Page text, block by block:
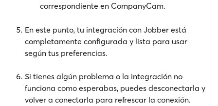
correspondiente en CompanyCam.
En este punto, tu integración con Jobber está
completamente configurada y lista para usar
según tus preferencias.
Si tienes algún problema o la integración no
funciona como esperabas, puedes desconectarla y
volver a conectarla para refrescar la conexión.